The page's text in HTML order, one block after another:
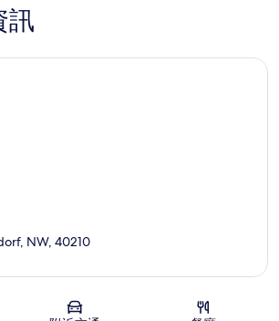
訊
地圖
NW, 40210